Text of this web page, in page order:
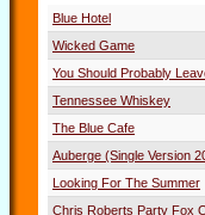
Blue Hotel
Wicked Game
You Should Probably
Tennessee Whiskey
The Blue Cafe
Auberge (Single Version
Looking For The Summer
Chris Roberts Party Fox